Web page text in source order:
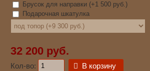
Брусок для направки (+1 500 руб.)
Подарочная шкатулка
32 200 руб.
Кол-во: В корзину